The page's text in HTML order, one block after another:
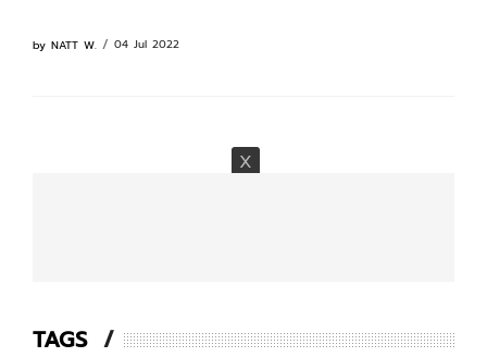
by NATT W. 04 Jul 2022
TAGS